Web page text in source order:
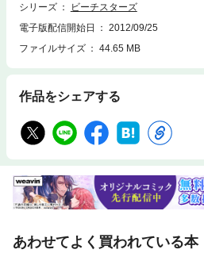
シリーズ
ビーチスターズ
電子版配信開始日
2012/09/25
ファイルサイズ
44.65 MB
作品をシェアする
あわせてよく買われている本